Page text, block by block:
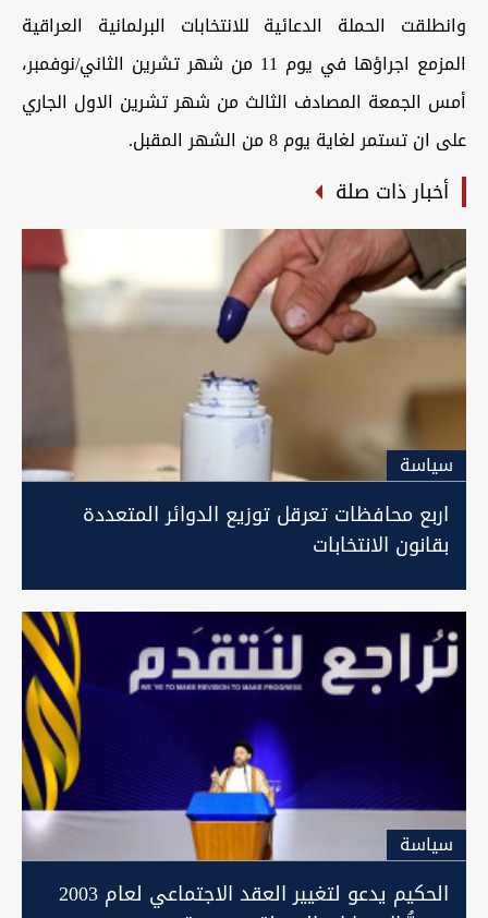
وانطلقت الحملة الدعائية للانتخابات البرلمانية العراقية
المزمع اجراؤها في يوم 11 من شهر تشرين الثاني/نوفمبر،
أمس الجمعة المصادف الثالث من شهر تشرين الاول الجاري
على ان تستمر لغاية يوم 8 من الشهر المقبل.
أخبار ذات صلة
سیاسة
اربع محافظات تعرقل توزيع الدوائر المتعددة
بقانون الانتخابات
سیاسة
الحكيم يدعو لتغيير العقد الاجتماعي لعام 2003